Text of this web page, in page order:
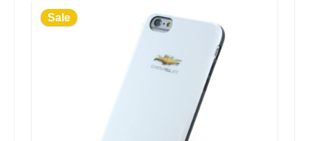
Sale